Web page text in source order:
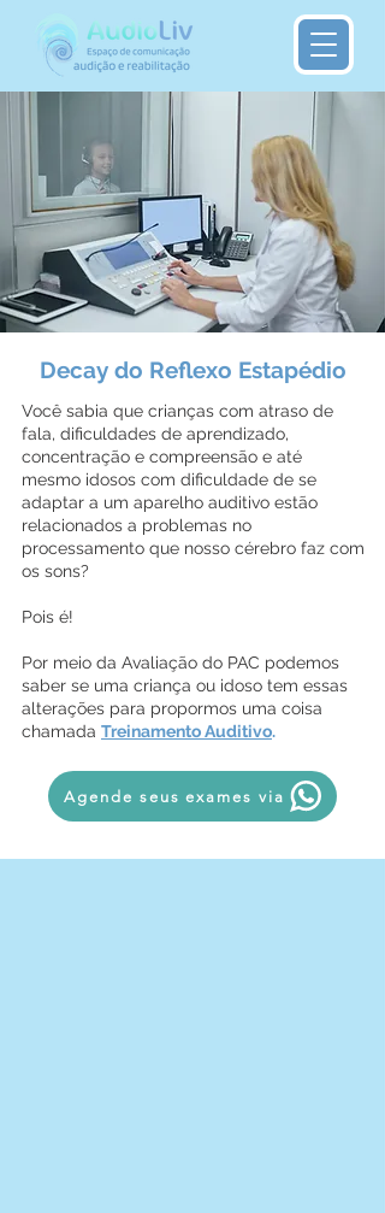
Decay do Reflexo Estapédio
Você sabia que crianças com atraso de
fala, dificuldades de aprendizado,
concentração e compreensão e até
mesmo idosos com dificuldade de se
adaptar a um aparelho auditivo estão
relacionados a problemas no
processamento que nosso cérebro faz com
os sons?
Pois é!
Por meio da Avaliação do PAC podemos
saber se uma criança ou idoso tem essas
alterações para propormos uma coisa
chamada Treinamento Auditivo.
Agende seus exames via